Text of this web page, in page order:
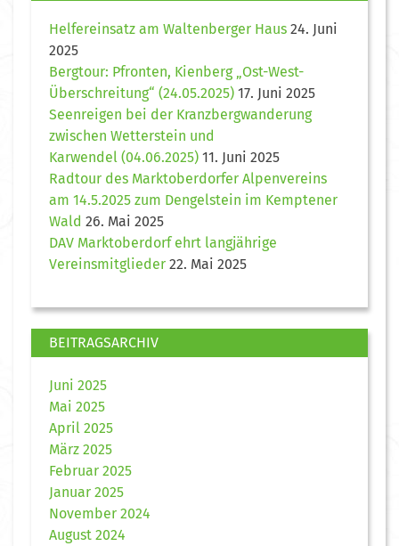
Helfereinsatz am Waltenberger Haus 24. Juni
2025
Bergtour: Pfronten, Kienberg „Ost-West-
Überschreitung“ (24.05.2025) 17. Juni 2025
Seenreigen bei der Kranzbergwanderung
zwischen Wetterstein und
Karwendel (04.06.2025) 11. Juni 2025
Radtour des Marktoberdorfer Alpenvereins
am 14.5.2025 zum Dengelstein im Kemptener
Wald 26. Mai 2025
DAV Marktoberdorf ehrt langjährige
Vereinsmitglieder 22. Mai 2025
BEITRAGSARCHIV
Juni 2025
Mai 2025
April 2025
März 2025
Februar 2025
Januar 2025
November 2024
August 2024